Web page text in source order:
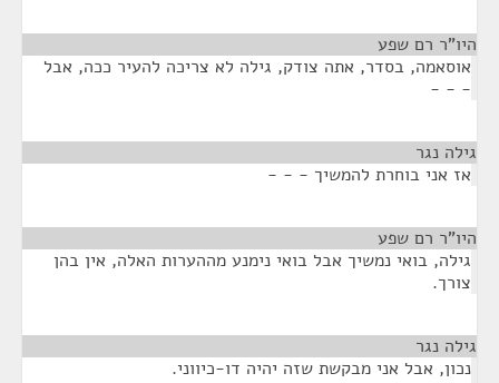
היו"ר רם שפע
אוסאמה, בסדר, אתה צודק, גילה לא צריכה להעיר ככה, אבל
- - -
גילה נגר
אז אני בוחרת להמשיך - - -
היו"ר רם שפע
גילה, בואי נמשיך אבל בואי נימנע מההערות האלה, אין בהן
צורך.
גילה נגר
נכון, אבל אני מבקשת שזה יהיה דו-כיווני.